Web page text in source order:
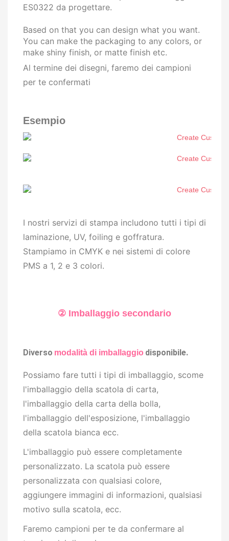
ES0322 da progettare.
Based on that you can design what you want.
You can make the packaging to any colors, or
make shiny finish, or matte finish etc.
Al termine dei disegni, faremo dei campioni
per te confermati
Esempio
I nostri servizi di stampa includono tutti i tipi di
laminazione, UV, foiling e goffratura.
Stampiamo in CMYK e nei sistemi di colore
PMS a 1, 2 e 3 colori.
② Imballaggio secondario
Diverso modalità di imballaggio disponibile.
Possiamo fare tutti i tipi di imballaggio, scome
l'imballaggio della scatola di carta,
l'imballaggio della carta della bolla,
l'imballaggio dell'esposizione, l'imballaggio
della scatola bianca ecc.
L'imballaggio può essere completamente
personalizzato. La scatola può essere
personalizzata con qualsiasi colore,
aggiungere immagini di informazioni, qualsiasi
motivo sulla scatola, ecc.
Faremo campioni per te da confermare al